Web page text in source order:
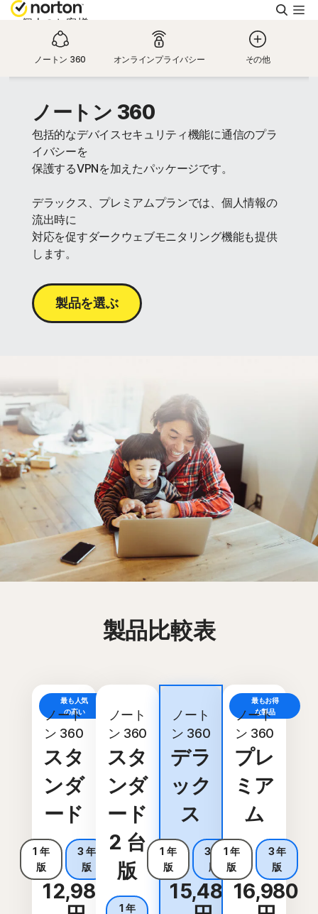
検
索
個人のお客様
スモールビジネス
リソース
サポート
無料体験
日本
サインイン
ノートン 360 オンラインプライバシー その他
ノートン 360
包括的なデバイスセキュリティ機能に通信のプラ
イバシーを
保護するVPNを加えたパッケージです。
デラックス、プレミアムプランでは、個人情報の
流出時に
対応を促すダークウェブモニタリング機能も提供
します。
製品を選ぶ
製品比較表
最も人気
の高い
ノート
ン 360
スタ
ンダ
ード
1 年
版
3 年
版
12,980
ノート
ン 360
スタ
ンダ
ード
2 台
版
1 年
お買い得
ノート
ン 360
デラ
ック
ス
1 年
版
3 年
版
15,480
最もお得
な製品
ノート
ン 360
プレ
ミア
ム
1 年
版
3 年
版
16,980